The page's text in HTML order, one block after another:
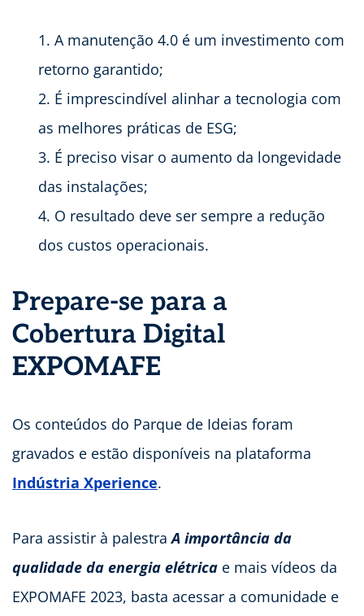
A manutenção 4.0 é um investimento com
retorno garantido;
É imprescindível alinhar a tecnologia com
as melhores práticas de ESG;
É preciso visar o aumento da longevidade
das instalações;
O resultado deve ser sempre a redução
dos custos operacionais.
Prepare-se para a
Cobertura Digital
EXPOMAFE
Os conteúdos do Parque de Ideias foram
gravados e estão disponíveis na plataforma
Indústria Xperience.
Para assistir à palestraA importância da
qualidade da energia elétrica e mais vídeos da
EXPOMAFE 2023, basta acessar a comunidade e